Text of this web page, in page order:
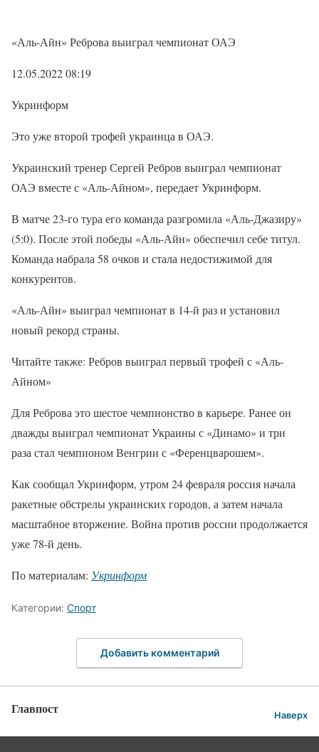
«Аль-Айн» Реброва выиграл чемпионат ОАЭ
12.05.2022 08:19
Укринформ
Это уже второй трофей украинца в ОАЭ.
Украинский тренер Сергей Ребров выиграл чемпионат
ОАЭ вместе с «Аль-Айном», передает Укринформ.
В матче 23-го тура его команда разгромила «Аль-Джазиру»
(5:0). После этой победы «Аль-Айн» обеспечил себе титул.
Команда набрала 58 очков и стала недостижимой для
конкурентов.
«Аль-Айн» выиграл чемпионат в 14-й раз и установил
новый рекорд страны.
Читайте также: Ребров выиграл первый трофей с «Аль-
Айном»
Для Реброва это шестое чемпионство в карьере. Ранее он
дважды выиграл чемпионат Украины с «Динамо» и три
раза стал чемпионом Венгрии с «Ференцварошем».
Как сообщал Укринформ, утром 24 февраля россия начала
ракетные обстрелы украинских городов, а затем начала
масштабное вторжение. Война против россии продолжается
уже 78-й день.
По материалам: Укринформ
Категории: Спорт
Добавить комментарий
Главпост Наверх